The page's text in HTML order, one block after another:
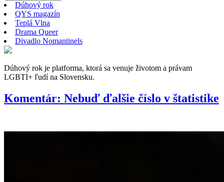
Dúhový rok
QYS magazín
Teplá Vlna
Drama Queer
Divadlo Nomantinels
Dúhový rok je platforma, ktorá sa venuje životom a právam
LGBTI+ ľudí na Slovensku.
Komentár: Nebuď ďalšie číslo v štatistike